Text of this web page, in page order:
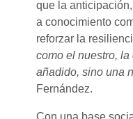
que la
a conocimiento
reforzar la
como el nuestro,
añadido, sino una
Fernández.
Con una base